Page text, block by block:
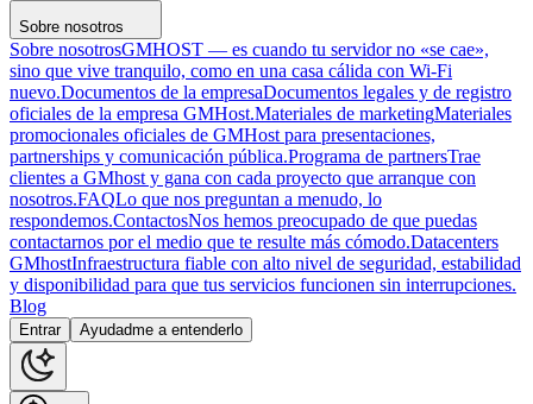
Sobre nosotros
Sobre nosotrosGMHOST — es cuando tu servidor no «se cae»,
sino que vive tranquilo, como en una casa cálida con Wi-Fi
nuevo.Documentos de la empresaDocumentos legales y de registro
oficiales de la empresa GMHost.Materiales de marketingMateriales
promocionales oficiales de GMHost para presentaciones,
partnerships y comunicación pública.Programa de partnersTrae
clientes a GMhost y gana con cada proyecto que arranque con
nosotros.FAQLo que nos preguntan a menudo, lo
respondemos.ContactosNos hemos preocupado de que puedas
contactarnos por el medio que te resulte más cómodo.Datacenters
GMhostInfraestructura fiable con alto nivel de seguridad, estabilidad
y disponibilidad para que tus servicios funcionen sin interrupciones.
Blog
Entrar Ayudadme a entenderlo